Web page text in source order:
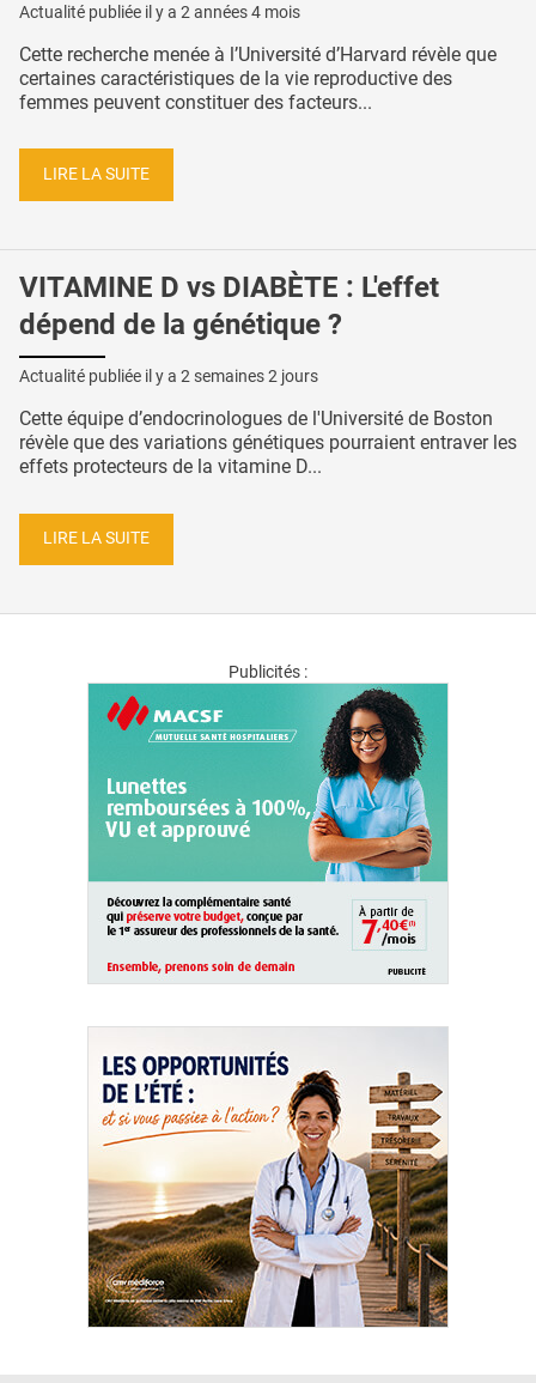
Actualité publiée il y a 2 années 4 mois
Cette recherche menée à l’Université d’Harvard révèle que
certaines caractéristiques de la vie reproductive des
femmes peuvent constituer des facteurs...
LIRE LA SUITE
VITAMINE D vs DIABÈTE : L'effet
dépend de la génétique ?
Actualité publiée il y a 2 semaines 2 jours
Cette équipe d’endocrinologues de l'Université de Boston
révèle que des variations génétiques pourraient entraver les
effets protecteurs de la vitamine D...
LIRE LA SUITE
Publicités :